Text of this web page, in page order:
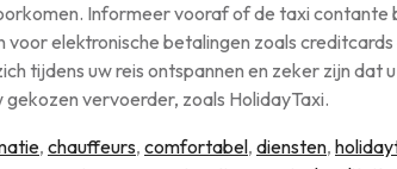
Informeer vooraf of de taxi
voor elektronische betalingen zoals
tijdens uw reis ontspannen en zeker zijn dat
vervoerder, zoals HolidayTaxi.
, chauffeurs, comfortabel, diensten,